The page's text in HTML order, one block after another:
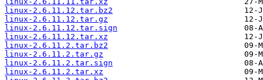
linux-2.6.11.12.tar.bz2
linux-2.6.11.12.tar.gz
linux-2.6.11.12.tar.sign
linux-2.6.11.12.tar.xz
linux-2.6.11.2.tar.bz2
linux-2.6.11.2.tar.gz
linux-2.6.11.2.tar.sign
linux-2.6.11.2.tar.xz